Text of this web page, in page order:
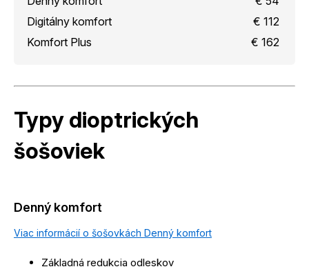
Digitálny komfort
€ 112
Komfort Plus
€ 162
Typy dioptrických
šošoviek
Denný komfort
Viac informácií o šošovkách Denný komfort
Základná redukcia odleskov